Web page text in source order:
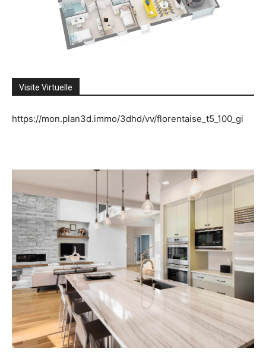
Visite Virtuelle
https://mon.plan3d.immo/3dhd/vv/florentaise_t5_100_gi